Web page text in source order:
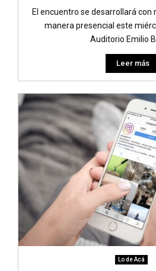
El encuentro se desarrollará con
manera presencial este
Auditorio Emilio
Leer más
Lo de Acá